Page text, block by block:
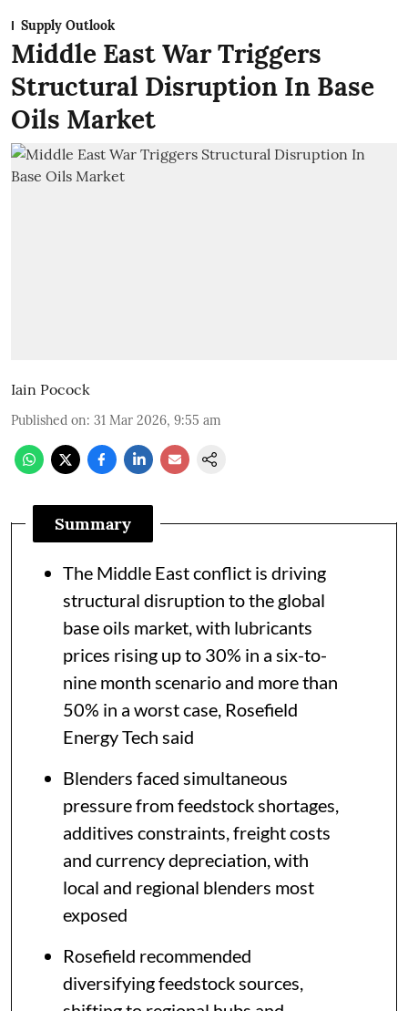
Supply Outlook
Middle East War Triggers
Structural Disruption In Base
Oils Market
Iain Pocock
Published on: 31 Mar 2026, 9:55 am
Summary
The Middle East conflict is driving
structural disruption to the global
base oils market, with lubricants
prices rising up to 30% in a six-to-
nine month scenario and more than
50% in a worst case, Rosefield
Energy Tech said
Blenders faced simultaneous
pressure from feedstock shortages,
additives constraints, freight costs
and currency depreciation, with
local and regional blenders most
exposed
Rosefield recommended
diversifying feedstock sources,